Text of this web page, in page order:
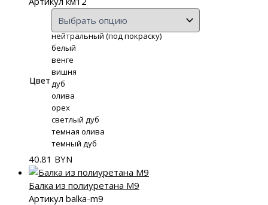
Цвет
нейтральный (под покраску)
белый
венге
вишня
дуб
олива
орех
светлый дуб
темная олива
темный дуб
40.81 BYN
Балка из полиуретана М9
Артикул balka-m9